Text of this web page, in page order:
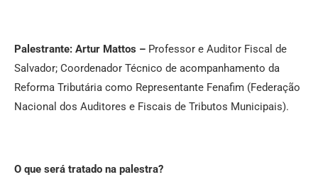
Palestrante: Artur Mattos – Professor e Auditor Fiscal de
Salvador; Coordenador Técnico de acompanhamento da
Reforma Tributária como Representante Fenafim (Federação
Nacional dos Auditores e Fiscais de Tributos Municipais).
O que será tratado na palestra?